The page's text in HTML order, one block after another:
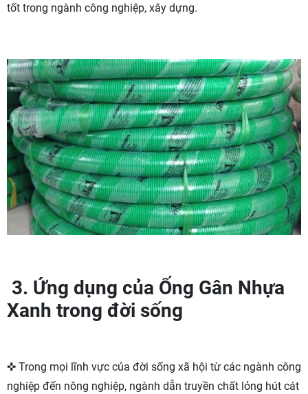
tốt trong ngành công nghiệp, xây dựng.
3. Ứng dụng của Ống Gân Nhựa
Xanh trong đời sống
✜ Trong mọi lĩnh vực của đời sống xã hội từ các ngành công
nghiệp đến nông nghiệp, ngành dẫn truyền chất lỏng hút cát